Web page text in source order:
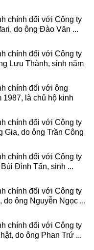
chính đối với Công ty
do ông Đào Văn ...
chính đối với Công ty
Lưu Thành, sinh năm
chính đối với ông
1987, là chủ hộ kinh
chính đối với Công ty
Gia, do ông Trần Công
chính đối với Công ty
Đình Tấn, sinh ...
chính đối với Công ty
ông Nguyễn Ngọc ...
chính đối với Công ty
do ông Phan Trứ ...